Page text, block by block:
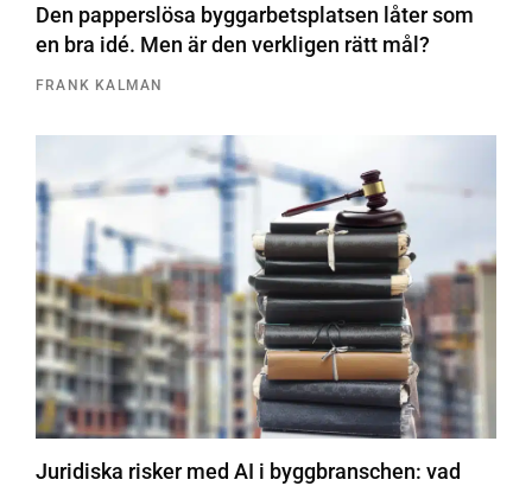
Den papperslösa byggarbetsplatsen låter som
en bra idé. Men är den verkligen rätt mål?
FRANK KALMAN
Juridiska risker med AI i byggbranschen: vad